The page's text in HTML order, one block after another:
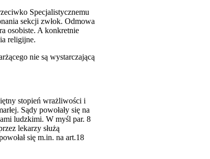
Specjalistycznemu
sekcji zwłok. Odmowa
osobiste. A konkretnie
religijne.
nie są wystarczającą
stopień wrażliwości i
Sądy powołały się na
ludzkimi. W myśl par. 8
lekarzy służą
się m.in. na art.18